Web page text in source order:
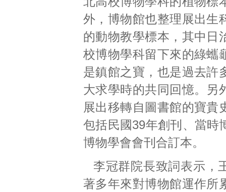
外，博物館也整理展出生
的動物教學標本，其中日
校博物學科留下來的綠蠵
是鎮館之寶，也是過去許
大求學時的共同回憶。另
展出移轉自圖書館的寶貴
包括民國39年創刊、當時
博物學會會刊合訂本。
李冠群院長致詞表示，
著多年來對博物館運作所